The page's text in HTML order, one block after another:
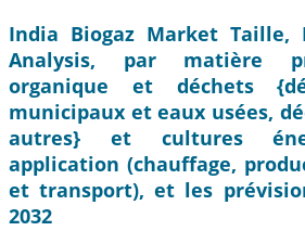
India Biogaz Market
Analysis, par matière
organique et déchets
municipaux et eaux usées,
autres} et cultures
application (chauffage,
et transport), et les
2032